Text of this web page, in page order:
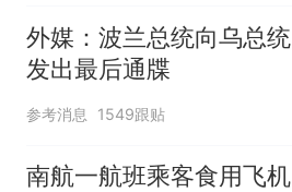
外媒：波兰总统向乌总统
发出最后通牒
参考消息 1549跟贴
南航一航班乘客食用飞机